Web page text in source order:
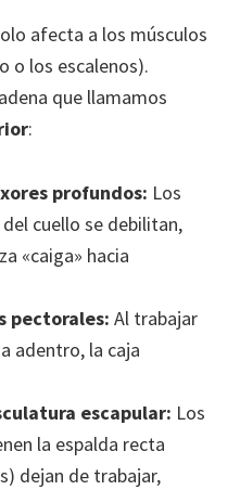
afecta a los músculos
o los escalenos).
que llamamos
:
profundos: Los
cuello se debilitan,
«caiga» hacia
pectorales: Al trabajar
adentro, la caja
escapular: Los
la espalda recta
dejan de trabajar,